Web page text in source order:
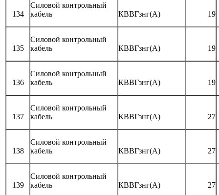
134
Силовой контрольный
кабель
КВВГзнг(А) 19
135
Силовой контрольный
кабель
КВВГзнг(А) 19
136
Силовой контрольный
кабель
КВВГзнг(А) 19
137
Силовой контрольный
кабель
КВВГзнг(А) 27
138
Силовой контрольный
кабель
КВВГзнг(А) 27
139
Силовой контрольный
кабель
КВВГзнг(А) 27